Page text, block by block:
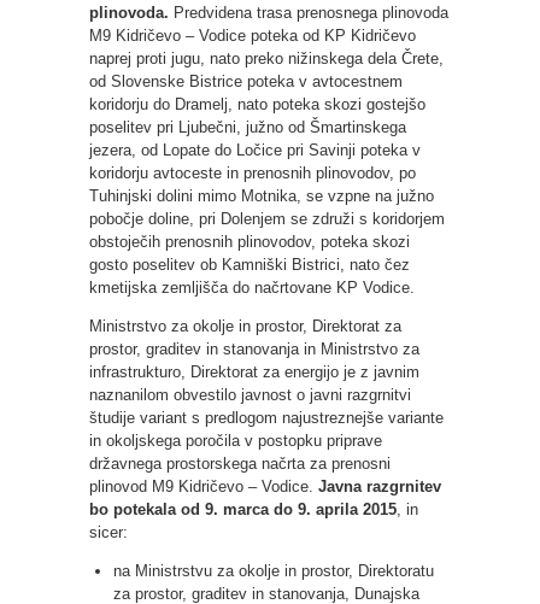
plinovoda. Predvidena trasa prenosnega plinovoda
M9 Kidričevo – Vodice poteka od KP Kidričevo
naprej proti jugu, nato preko nižinskega dela Črete,
od Slovenske Bistrice poteka v avtocestnem
koridorju do Dramelj, nato poteka skozi gostejšo
poselitev pri Ljubečni, južno od Šmartinskega
jezera, od Lopate do Ločice pri Savinji poteka v
koridorju avtoceste in prenosnih plinovodov, po
Tuhinjski dolini mimo Motnika, se vzpne na južno
pobočje doline, pri Dolenjem se združi s koridorjem
obstoječih prenosnih plinovodov, poteka skozi
gosto poselitev ob Kamniški Bistrici, nato čez
kmetijska zemljišča do načrtovane KP Vodice.
Ministrstvo za okolje in prostor, Direktorat za
prostor, graditev in stanovanja in Ministrstvo za
infrastrukturo, Direktorat za energijo je z javnim
naznanilom obvestilo javnost o javni razgrnitvi
študije variant s predlogom najustreznejše variante
in okoljskega poročila v postopku priprave
državnega prostorskega načrta za prenosni
plinovod M9 Kidričevo – Vodice. Javna razgrnitev
bo potekala od 9. marca do 9. aprila 2015 , in
sicer:
na Ministrstvu za okolje in prostor, Direktoratu
za prostor, graditev in stanovanja, Dunajska